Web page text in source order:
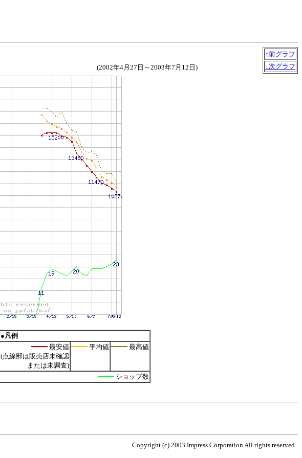
↑前グラフ
↓次グラフ
(2002年4月27日～2003年7月12日)
●凡例
最安値
(点線部は販売店未確認
または未調査)
平均値 最高値
ショップ数
Copyright (c) 2003 Impress Corporation All rights reserved.